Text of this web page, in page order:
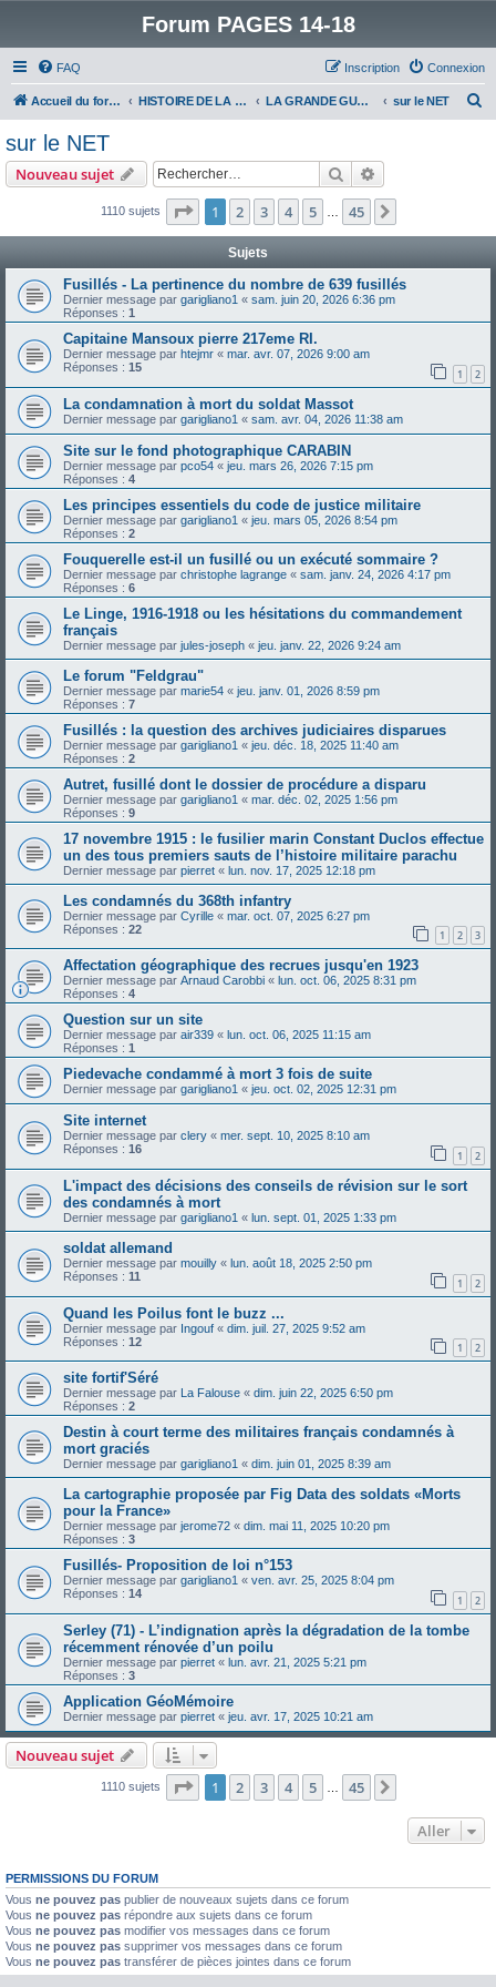
Forum PAGES 14-18
FAQ Connexion
Inscription
Accueil du forum HISTOIRE DE LA GRANDE GUERRE LA GRANDE GUERRE VUE D'AUJOURD'HUI sur le NET
sur le NET
Nouveau sujet Rechercher
1110 sujets Page 1sur45
1 2 3 4 5 45
Sujets
Fusillés - La pertinence du nombre de 639 fusillés
Dernier message par garigliano1 « sam. juin 20, 2026 6:36 pm
Réponses : 1
Capitaine Mansoux pierre 217eme RI.
Dernier message par htejmr « mar. avr. 07, 2026 9:00 am
Réponses : 15 1 2
La condamnation à mort du soldat Massot
Dernier message par garigliano1 « sam. avr. 04, 2026 11:38 am
Site sur le fond photographique CARABIN
Dernier message par pco54 « jeu. mars 26, 2026 7:15 pm
Réponses : 4
Les principes essentiels du code de justice militaire
Dernier message par garigliano1 « jeu. mars 05, 2026 8:54 pm
Réponses : 2
Fouquerelle est-il un fusillé ou un exécuté sommaire ?
Dernier message par christophe lagrange « sam. janv. 24, 2026 4:17 pm
Réponses : 6
Le Linge, 1916-1918 ou les hésitations du commandement
français
Dernier message par jules-joseph « jeu. janv. 22, 2026 9:24 am
Le forum "Feldgrau"
Dernier message par marie54 « jeu. janv. 01, 2026 8:59 pm
Réponses : 7
Fusillés : la question des archives judiciaires disparues
Dernier message par garigliano1 « jeu. déc. 18, 2025 11:40 am
Réponses : 2
Autret, fusillé dont le dossier de procédure a disparu
Dernier message par garigliano1 « mar. déc. 02, 2025 1:56 pm
Réponses : 9
17 novembre 1915 : le fusilier marin Constant Duclos effectue
un des tous premiers sauts de l’histoire militaire parachu
Dernier message par pierret « lun. nov. 17, 2025 12:18 pm
Les condamnés du 368th infantry
Dernier message par Cyrille « mar. oct. 07, 2025 6:27 pm
Réponses : 22 1 2 3
Affectation géographique des recrues jusqu'en 1923
Dernier message par Arnaud Carobbi « lun. oct. 06, 2025 8:31 pm
Réponses : 4
Question sur un site
Dernier message par air339 « lun. oct. 06, 2025 11:15 am
Réponses : 1
Piedevache condammé à mort 3 fois de suite
Dernier message par garigliano1 « jeu. oct. 02, 2025 12:31 pm
Site internet
Dernier message par clery « mer. sept. 10, 2025 8:10 am
Réponses : 16 1 2
L'impact des décisions des conseils de révision sur le sort
des condamnés à mort
Dernier message par garigliano1 « lun. sept. 01, 2025 1:33 pm
soldat allemand
Dernier message par mouilly « lun. août 18, 2025 2:50 pm
Réponses : 11 1 2
Quand les Poilus font le buzz ...
Dernier message par Ingouf « dim. juil. 27, 2025 9:52 am
Réponses : 12 1 2
site fortif'Séré
Dernier message par La Falouse « dim. juin 22, 2025 6:50 pm
Réponses : 2
Destin à court terme des militaires français condamnés à
mort graciés
Dernier message par garigliano1 « dim. juin 01, 2025 8:39 am
La cartographie proposée par Fig Data des soldats «Morts
pour la France»
Dernier message par jerome72 « dim. mai 11, 2025 10:20 pm
Réponses : 3
Fusillés- Proposition de loi n°153
Dernier message par garigliano1 « ven. avr. 25, 2025 8:04 pm
Réponses : 14 1 2
Serley (71) - L’indignation après la dégradation de la tombe
récemment rénovée d’un poilu
Dernier message par pierret « lun. avr. 21, 2025 5:21 pm
Réponses : 3
Application GéoMémoire
Dernier message par pierret « jeu. avr. 17, 2025 10:21 am
Nouveau sujet
1110 sujets Page 1sur45
1 2 3 4 5 45
Aller
PERMISSIONS DU FORUM
Vous ne pouvez pas publier de nouveaux sujets dans ce forum
Vous ne pouvez pas répondre aux sujets dans ce forum
Vous ne pouvez pas modifier vos messages dans ce forum
Vous ne pouvez pas supprimer vos messages dans ce forum
Vous ne pouvez pas transférer de pièces jointes dans ce forum